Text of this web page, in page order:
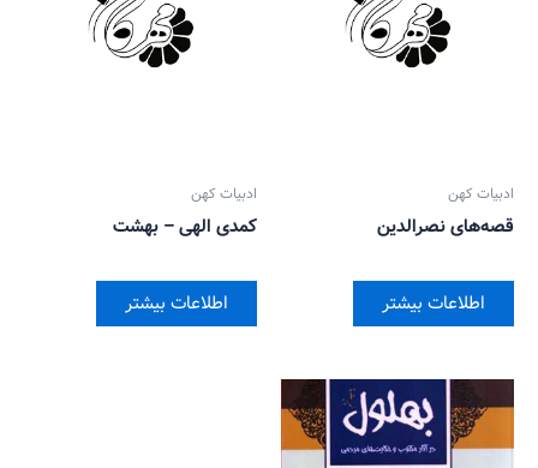
ادبیات کهن
قصه‌‌های نصرالدین
اطلاعات بیشتر
ادبیات کهن
کمدی الهی – بهشت
اطلاعات بیشتر